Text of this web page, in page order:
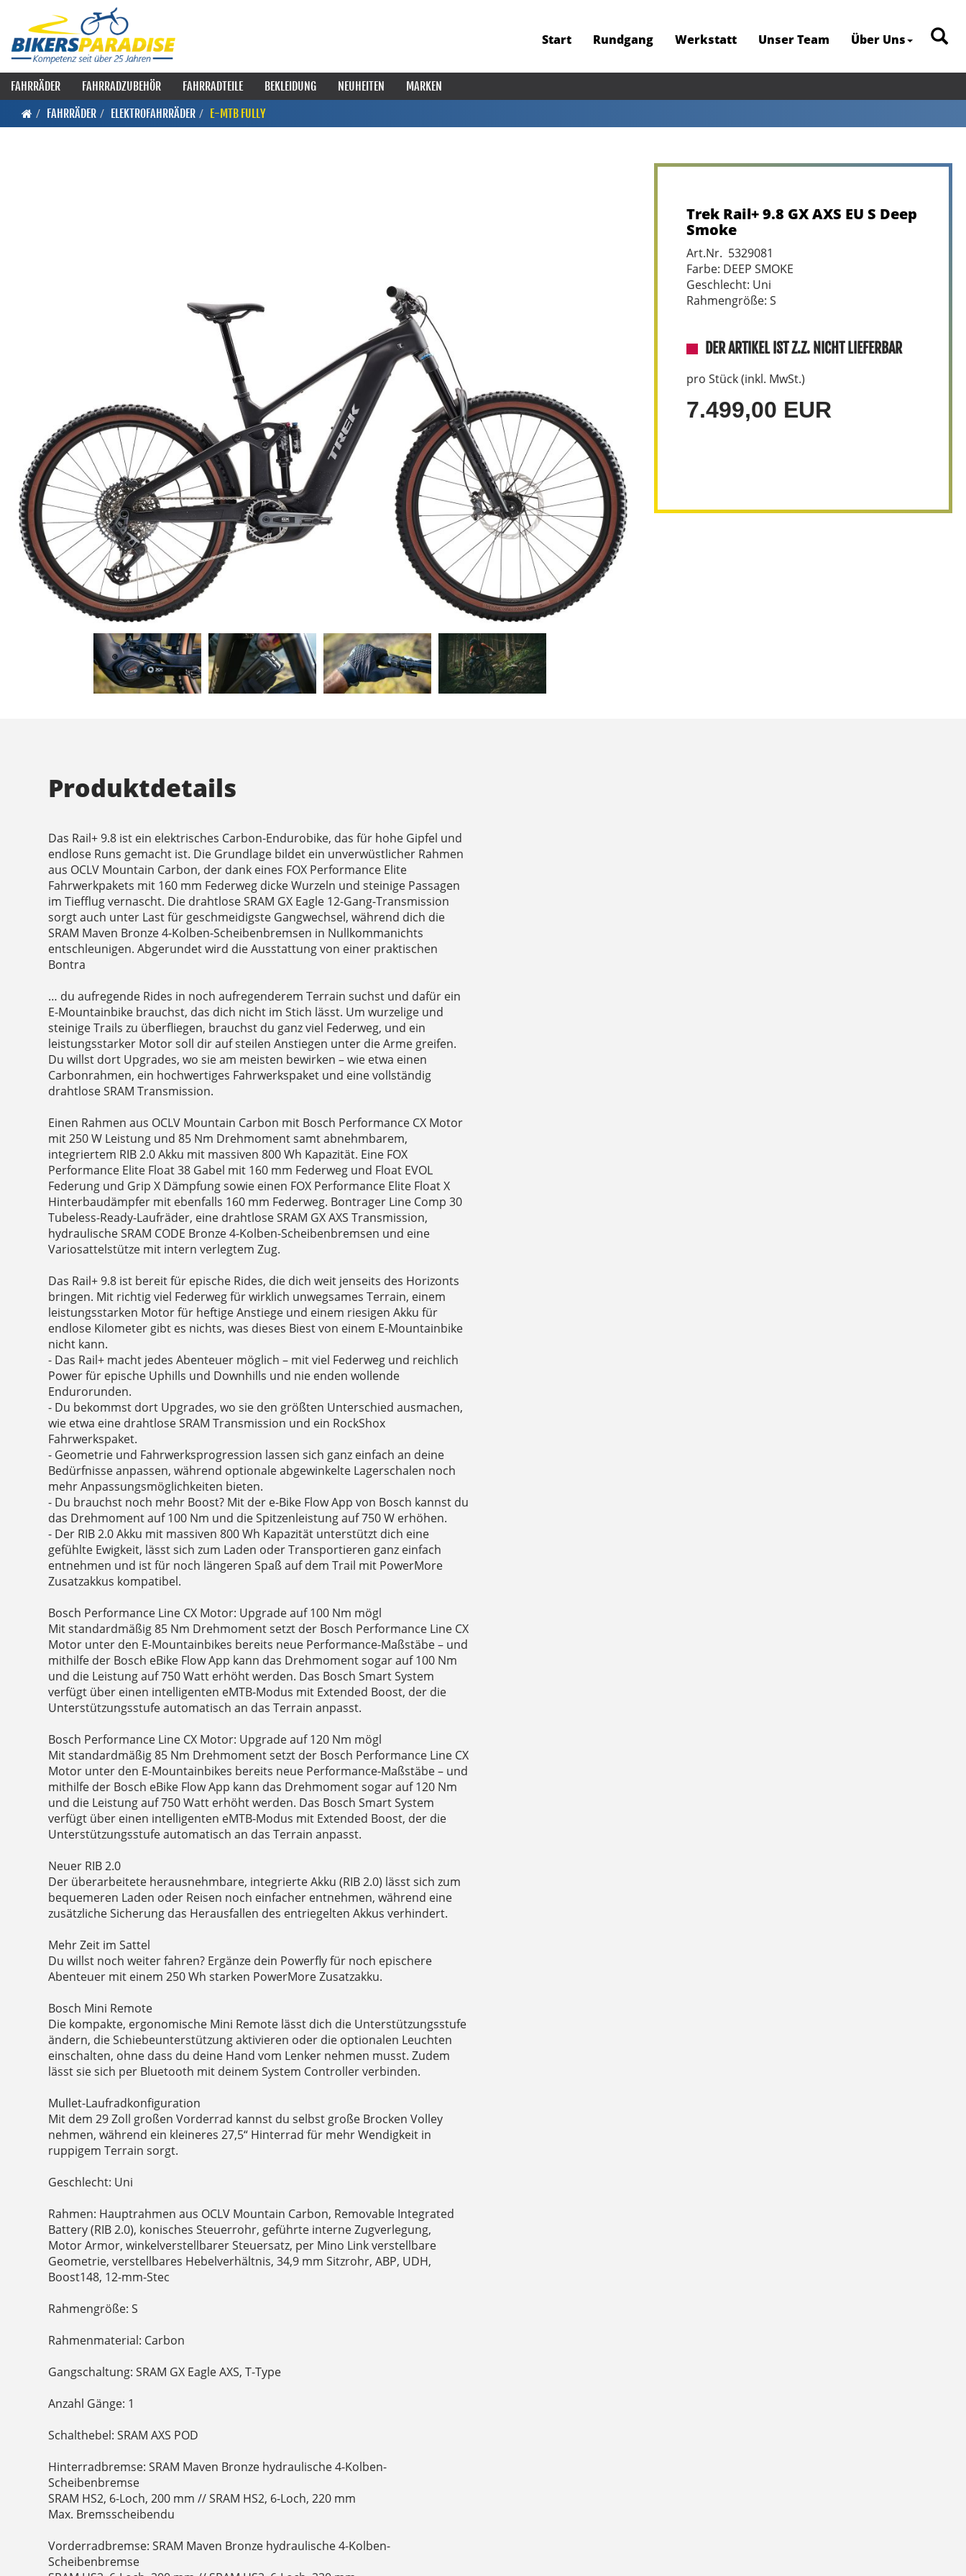
Start Rundgang Werkstatt Unser Team Über Uns
FAHRRÄDER FAHRRADZUBEHÖR FAHRRADTEILE BEKLEIDUNG NEUHEITEN
MARKEN
FAHRRÄDER
ELEKTROFAHRRÄDER E-MTB FULLY
Trek Rail+ 9.8 GX AXS EU S Deep
Smoke
Art.Nr. 5329081
Farbe: DEEP SMOKE
Geschlecht: Uni
Rahmengröße: S
DER ARTIKEL IST Z.Z. NICHT LIEFERBAR
pro Stück (inkl. MwSt.)
7.499,00 EUR
Produktdetails
Das Rail+ 9.8 ist ein elektrisches Carbon-Endurobike, das für hohe Gipfel und
endlose Runs gemacht ist. Die Grundlage bildet ein unverwüstlicher Rahmen
aus OCLV Mountain Carbon, der dank eines FOX Performance Elite
Fahrwerkpakets mit 160 mm Federweg dicke Wurzeln und steinige Passagen
im Tiefflug vernascht. Die drahtlose SRAM GX Eagle 12-Gang-Transmission
sorgt auch unter Last für geschmeidigste Gangwechsel, während dich die
SRAM Maven Bronze 4-Kolben-Scheibenbremsen in Nullkommanichts
entschleunigen. Abgerundet wird die Ausstattung von einer praktischen
Bontra
… du aufregende Rides in noch aufregenderem Terrain suchst und dafür ein
E-Mountainbike brauchst, das dich nicht im Stich lässt. Um wurzelige und
steinige Trails zu überfliegen, brauchst du ganz viel Federweg, und ein
leistungsstarker Motor soll dir auf steilen Anstiegen unter die Arme greifen.
Du willst dort Upgrades, wo sie am meisten bewirken – wie etwa einen
Carbonrahmen, ein hochwertiges Fahrwerkspaket und eine vollständig
drahtlose SRAM Transmission.
Einen Rahmen aus OCLV Mountain Carbon mit Bosch Performance CX Motor
mit 250 W Leistung und 85 Nm Drehmoment samt abnehmbarem,
integriertem RIB 2.0 Akku mit massiven 800 Wh Kapazität. Eine FOX
Performance Elite Float 38 Gabel mit 160 mm Federweg und Float EVOL
Federung und Grip X Dämpfung sowie einen FOX Performance Elite Float X
Hinterbaudämpfer mit ebenfalls 160 mm Federweg. Bontrager Line Comp 30
Tubeless-Ready-Laufräder, eine drahtlose SRAM GX AXS Transmission,
hydraulische SRAM CODE Bronze 4-Kolben-Scheibenbremsen und eine
Variosattelstütze mit intern verlegtem Zug.
Das Rail+ 9.8 ist bereit für epische Rides, die dich weit jenseits des Horizonts
bringen. Mit richtig viel Federweg für wirklich unwegsames Terrain, einem
leistungsstarken Motor für heftige Anstiege und einem riesigen Akku für
endlose Kilometer gibt es nichts, was dieses Biest von einem E-Mountainbike
nicht kann.
- Das Rail+ macht jedes Abenteuer möglich – mit viel Federweg und reichlich
Power für epische Uphills und Downhills und nie enden wollende
Endurorunden.
- Du bekommst dort Upgrades, wo sie den größten Unterschied ausmachen,
wie etwa eine drahtlose SRAM Transmission und ein RockShox
Fahrwerkspaket.
- Geometrie und Fahrwerksprogression lassen sich ganz einfach an deine
Bedürfnisse anpassen, während optionale abgewinkelte Lagerschalen noch
mehr Anpassungsmöglichkeiten bieten.
- Du brauchst noch mehr Boost? Mit der e-Bike Flow App von Bosch kannst du
das Drehmoment auf 100 Nm und die Spitzenleistung auf 750 W erhöhen.
- Der RIB 2.0 Akku mit massiven 800 Wh Kapazität unterstützt dich eine
gefühlte Ewigkeit, lässt sich zum Laden oder Transportieren ganz einfach
entnehmen und ist für noch längeren Spaß auf dem Trail mit PowerMore
Zusatzakkus kompatibel.
Bosch Performance Line CX Motor: Upgrade auf 100 Nm mögl
Mit standardmäßig 85 Nm Drehmoment setzt der Bosch Performance Line CX
Motor unter den E-Mountainbikes bereits neue Performance-Maßstäbe – und
mithilfe der Bosch eBike Flow App kann das Drehmoment sogar auf 100 Nm
und die Leistung auf 750 Watt erhöht werden. Das Bosch Smart System
verfügt über einen intelligenten eMTB-Modus mit Extended Boost, der die
Unterstützungsstufe automatisch an das Terrain anpasst.
Bosch Performance Line CX Motor: Upgrade auf 120 Nm mögl
Mit standardmäßig 85 Nm Drehmoment setzt der Bosch Performance Line CX
Motor unter den E-Mountainbikes bereits neue Performance-Maßstäbe – und
mithilfe der Bosch eBike Flow App kann das Drehmoment sogar auf 120 Nm
und die Leistung auf 750 Watt erhöht werden. Das Bosch Smart System
verfügt über einen intelligenten eMTB-Modus mit Extended Boost, der die
Unterstützungsstufe automatisch an das Terrain anpasst.
Neuer RIB 2.0
Der überarbeitete herausnehmbare, integrierte Akku (RIB 2.0) lässt sich zum
bequemeren Laden oder Reisen noch einfacher entnehmen, während eine
zusätzliche Sicherung das Herausfallen des entriegelten Akkus verhindert.
Mehr Zeit im Sattel
Du willst noch weiter fahren? Ergänze dein Powerfly für noch epischere
Abenteuer mit einem 250 Wh starken PowerMore Zusatzakku.
Bosch Mini Remote
Die kompakte, ergonomische Mini Remote lässt dich die Unterstützungsstufe
ändern, die Schiebeunterstützung aktivieren oder die optionalen Leuchten
einschalten, ohne dass du deine Hand vom Lenker nehmen musst. Zudem
lässt sie sich per Bluetooth mit deinem System Controller verbinden.
Mullet-Laufradkonfiguration
Mit dem 29 Zoll großen Vorderrad kannst du selbst große Brocken Volley
nehmen, während ein kleineres 27,5“ Hinterrad für mehr Wendigkeit in
ruppigem Terrain sorgt.
Geschlecht: Uni
Rahmen: Hauptrahmen aus OCLV Mountain Carbon, Removable Integrated
Battery (RIB 2.0), konisches Steuerrohr, geführte interne Zugverlegung,
Motor Armor, winkelverstellbarer Steuersatz, per Mino Link verstellbare
Geometrie, verstellbares Hebelverhältnis, 34,9 mm Sitzrohr, ABP, UDH,
Boost148, 12-mm-Stec
Rahmengröße: S
Rahmenmaterial: Carbon
Gangschaltung: SRAM GX Eagle AXS, T-Type
Anzahl Gänge: 1
Schalthebel: SRAM AXS POD
Hinterradbremse: SRAM Maven Bronze hydraulische 4-Kolben-
Scheibenbremse
SRAM HS2, 6-Loch, 200 mm // SRAM HS2, 6-Loch, 220 mm
Max. Bremsscheibendu
Vorderradbremse: SRAM Maven Bronze hydraulische 4-Kolben-
Scheibenbremse